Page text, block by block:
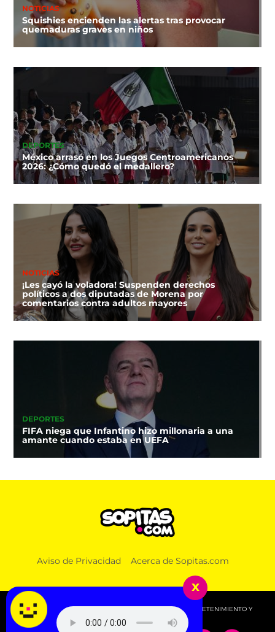
NOTICIAS
Squishies encienden las alertas tras provocar
quemaduras graves en niños
DEPORTES
México arrasó en los Juegos Centroamericanos
2026: ¿Cómo quedó el medallero?
NOTICIAS
¡Les cayó la voladora! Suspenden derechos
políticos a dos diputadas de Morena por
comentarios contra adultos mayores
DEPORTES
FIFA niega que Infantino hizo millonaria a una
amante cuando estaba en UEFA
Aviso de Privacidad Acerca de Sopitas.com
© 2026 SOPITAS.COM - MÚSICA, NOTICIAS, DEPORTES, ENTRETENIMIENTO Y
MÁS!.
x